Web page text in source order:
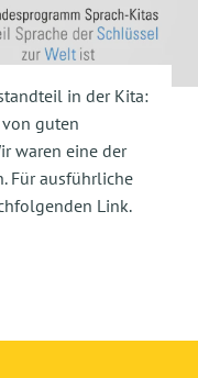
in der Kita:
guten
waren eine der
Für ausführliche
Link.